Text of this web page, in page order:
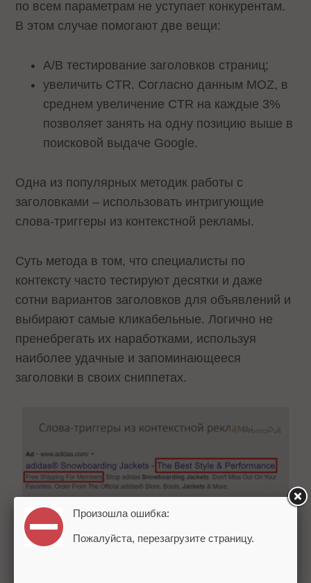
по всем параметрам не уступает конкурентам.
В этом случае помогают две вещи:
A/B тестирование заголовков страниц;
увеличить CTR. Согласно данным MOZ, в
среднем увеличение CTR на каждые 3%
позволяет занять на одну позицию выше в
поисковой выдаче Google.
Одна из популярных методик работы с
заголовками – использовать интригующие
слова-триггеры из контекстной рекламы.
Суть метода в том, что специалисты по
контексту часто тестируют десятки и даже
сотни вариантов заголовков для объявлений и
выбирают самые кликабельные. Логично не
пренебрегать их наработками, используя
наиболее удачные и запоминающееся
заголовки в своих сниппетах.
Произошла ошибка:
Пожалуйста, перезагрузите страницу.